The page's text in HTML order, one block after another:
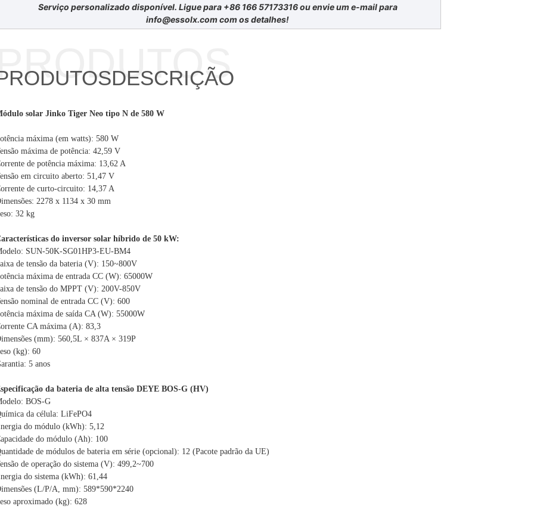
Serviço personalizado disponível. Ligue para +86 166 57173316 ou envie um e-mail para
info@essolx.com com os detalhes!
DESCRIÇÃO
solar Jinko Tiger Neo tipo N de 580 W
máxima (em watts): 580 W
máxima de potência: 42,59 V
de potência máxima: 13,62 A
em circuito aberto: 51,47 V
de curto-circuito: 14,37 A
2278 x 1134 x 30 mm
32 kg
do inversor solar híbrido de 50 kW:
SUN-50K-SG01HP3-EU-BM4
de tensão da bateria (V): 150~800V
máxima de entrada CC (W): 65000W
de tensão do MPPT (V): 200V-850V
nominal de entrada CC (V): 600
máxima de saída CA (W): 55000W
CA máxima (A): 83,3
(mm): 560,5L × 837A × 319P
(kg): 60
5 anos
da bateria de alta tensão DEYE BOS-G (HV)
BOS-G
da célula: LiFePO4
do módulo (kWh): 5,12
do módulo (Ah): 100
de módulos de bateria em série (opcional): 12 (Pacote padrão da UE)
de operação do sistema (V): 499,2~700
do sistema (kWh): 61,44
(L/P/A, mm): 589*590*2240
aproximado (kg): 628